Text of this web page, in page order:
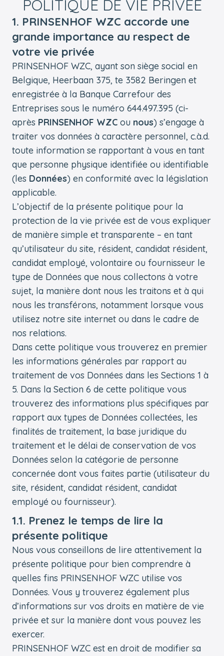
POLITIQUE DE VIE PRIVÉE
1. PRINSENHOF WZC accorde une
grande importance au respect de
votre vie privée
PRINSENHOF WZC, ayant son siège social en
Belgique, Heerbaan 375, te 3582 Beringen et
enregistrée à la Banque Carrefour des
Entreprises sous le numéro 644.497.395 (ci-
après PRINSENHOF WZC ou nous) s’engage à
traiter vos données à caractère personnel, c.à.d.
toute information se rapportant à vous en tant
que personne physique identifiée ou identifiable
(les Données) en conformité avec la législation
applicable.
L’objectif de la présente politique pour la
protection de la vie privée est de vous expliquer
de manière simple et transparente – en tant
qu’utilisateur du site, résident, candidat résident,
candidat employé, volontaire ou fournisseur le
type de Données que nous collectons à votre
sujet, la manière dont nous les traitons et à qui
nous les transférons, notamment lorsque vous
utilisez notre site internet ou dans le cadre de
nos relations.
Dans cette politique vous trouverez en premier
les informations générales par rapport au
traitement de vos Données dans les Sections 1 à
5. Dans la Section 6 de cette politique vous
trouverez des informations plus spécifiques par
rapport aux types de Données collectées, les
finalités de traitement, la base juridique du
traitement et le délai de conservation de vos
Données selon la catégorie de personne
concernée dont vous faites partie (utilisateur du
site, résident, candidat résident, candidat
employé ou fournisseur).
1.1. Prenez le temps de lire la
présente politique
Nous vous conseillons de lire attentivement la
présente politique pour bien comprendre à
quelles fins PRINSENHOF WZC utilise vos
Données. Vous y trouverez également plus
d’informations sur vos droits en matière de vie
privée et sur la manière dont vous pouvez les
exercer.
PRINSENHOF WZC est en droit de modifier sa